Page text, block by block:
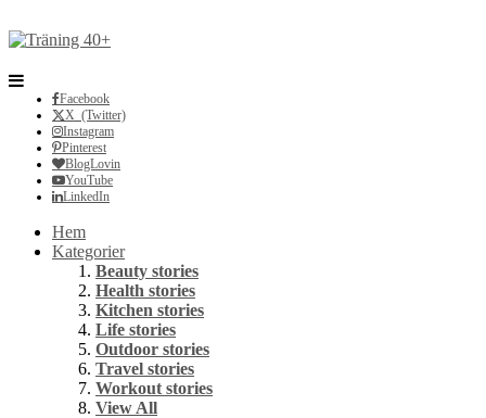
Facebook
X (Twitter)
Instagram
Pinterest
BlogLovin
YouTube
LinkedIn
Hem
Kategorier
Beauty stories
Health stories
Kitchen stories
Life stories
Outdoor stories
Travel stories
Workout stories
View All